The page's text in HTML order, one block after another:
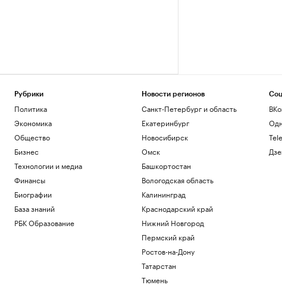
Рубрики
Политика
Экономика
Общество
Бизнес
Технологии и медиа
Финансы
Биографии
База знаний
РБК Образование
Новости регионов
Санкт-Петербург и область
Екатеринбург
Новосибирск
Омск
Башкортостан
Вологодская область
Калининград
Краснодарский край
Нижний Новгород
Пермский край
Ростов-на-Дону
Татарстан
Тюмень